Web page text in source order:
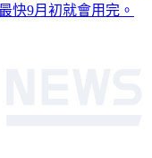
快9月初就會用完。